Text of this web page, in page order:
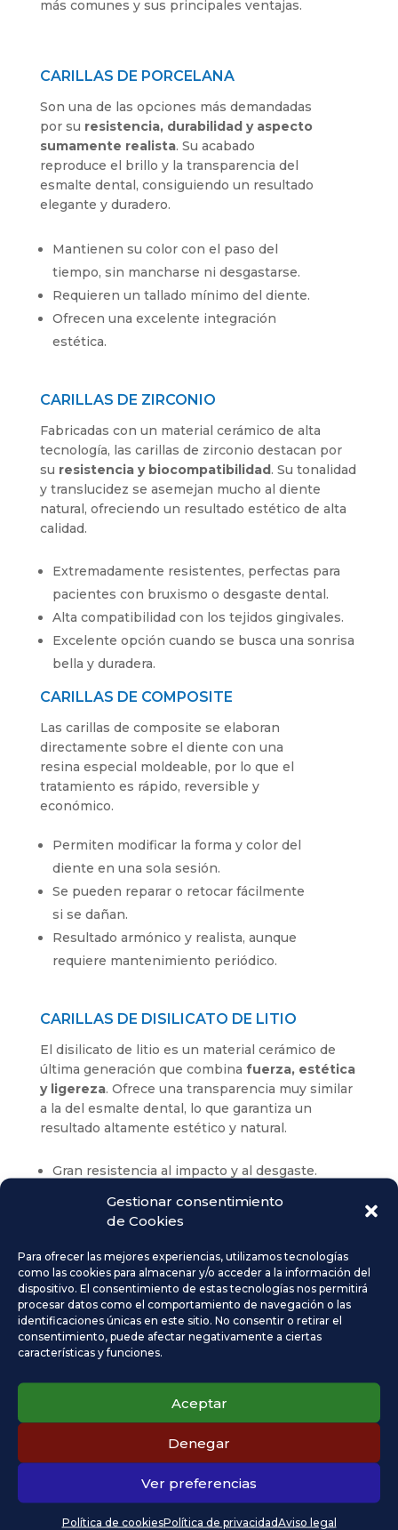
Gestionar consentimiento
de Cookies
Para ofrecer las mejores experiencias, utilizamos tecnologías
como las cookies para almacenar y/o acceder a la información del
dispositivo. El consentimiento de estas tecnologías nos permitirá
procesar datos como el comportamiento de navegación o las
identificaciones únicas en este sitio. No consentir o retirar el
consentimiento, puede afectar negativamente a ciertas
características y funciones.
Aceptar
Denegar
Ver preferencias
Política de cookiesPolítica de privacidadAviso legal
más comunes y sus principales ventajas.
CARILLAS DE PORCELANA
Son una de las opciones más demandadas
por su resistencia, durabilidad y aspecto
sumamente realista. Su acabado
reproduce el brillo y la transparencia del
esmalte dental, consiguiendo un resultado
elegante y duradero.
Mantienen su color con el paso del
tiempo, sin mancharse ni desgastarse.
Requieren un tallado mínimo del diente.
Ofrecen una excelente integración
estética.
CARILLAS DE ZIRCONIO
Fabricadas con un material cerámico de alta
tecnología, las carillas de zirconio destacan por
su resistencia y biocompatibilidad . Su tonalidad
y translucidez se asemejan mucho al diente
natural, ofreciendo un resultado estético de alta
calidad.
Extremadamente resistentes, perfectas para
pacientes con bruxismo o desgaste dental.
Alta compatibilidad con los tejidos gingivales.
Excelente opción cuando se busca una sonrisa
bella y duradera.
CARILLAS DE COMPOSITE
Las carillas de composite se elaboran
directamente sobre el diente con una
resina especial moldeable, por lo que el
tratamiento es rápido, reversible y
económico.
Permiten modificar la forma y color del
diente en una sola sesión.
Se pueden reparar o retocar fácilmente
si se dañan.
Resultado armónico y realista, aunque
requiere mantenimiento periódico.
CARILLAS DE DISILICATO DE LITIO
El disilicato de litio es un material cerámico de
última generación que combina fuerza, estética
y ligereza. Ofrece una transparencia muy similar
a la del esmalte dental, lo que garantiza un
resultado altamente estético y natural.
Gran resistencia al impacto y al desgaste.
Apariencia luminosa, ideal para los dientes más
¿Cómo se colocan las
carillas dentales?
ASÍ TRABAJAMOS EN CLÍNICA DENTAL
CARACOLA